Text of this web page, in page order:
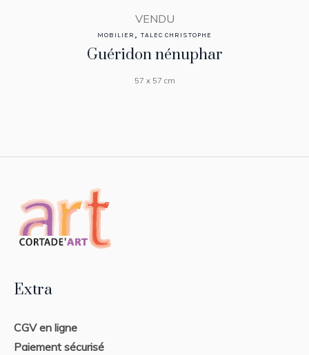
VENDU
MOBILIER ,TALEC CHRISTOPHE
Guéridon nénuphar
57 x 57 cm
Extra
CGV en ligne
Paiement sécurisé